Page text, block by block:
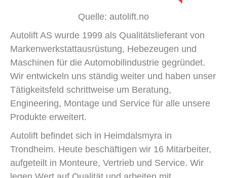
Quelle: autolift.no
Autolift AS wurde 1999 als Qualitätslieferant von
Markenwerkstattausrüstung, Hebezeugen und
Maschinen für die Automobilindustrie gegründet.
Wir entwickeln uns ständig weiter und haben unser
Tätigkeitsfeld schrittweise um Beratung,
Engineering, Montage und Service für alle unsere
Produkte erweitert.
Autolift befindet sich in Heimdalsmyra in
Trondheim. Heute beschäftigen wir 16 Mitarbeiter,
aufgeteilt in Monteure, Vertrieb und Service. Wir